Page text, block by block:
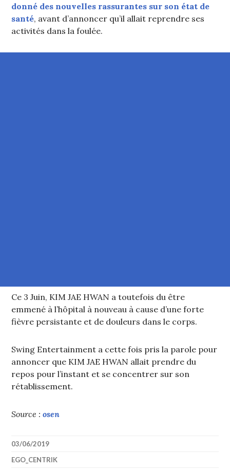
donné des nouvelles rassurantes sur son état de
santé, avant d’annoncer qu’il allait reprendre ses
activités dans la foulée.
Ce 3 Juin, KIM JAE HWAN a toutefois du être
emmené à l’hôpital à nouveau à cause d’une forte
fièvre persistante et de douleurs dans le corps.
Swing Entertainment a cette fois pris la parole pour
annoncer que KIM JAE HWAN allait prendre du
repos pour l’instant et se concentrer sur son
rétablissement.
Source :osen
03/06/2019
EGO_CENTRIK